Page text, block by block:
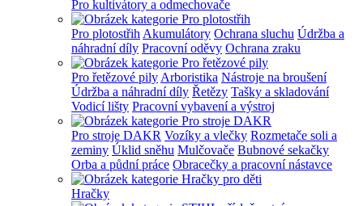
Pro kultivátory a odmechovače
Pro plotostřih Akumulátory Ochrana sluchu Údržba a
náhradní díly Pracovní oděvy Ochrana zraku
Pro řetězové pily Arboristika Nástroje na broušení
Údržba a náhradní díly Řetězy Tašky a skladování
Vodicí lišty Pracovní vybavení a výstroj
Pro stroje DAKR Vozíky a vlečky Rozmetače soli a
zeminy Úklid sněhu Mulčovače Bubnové sekačky
Orba a půdní práce Obracečky a pracovní nástavce
Hračky